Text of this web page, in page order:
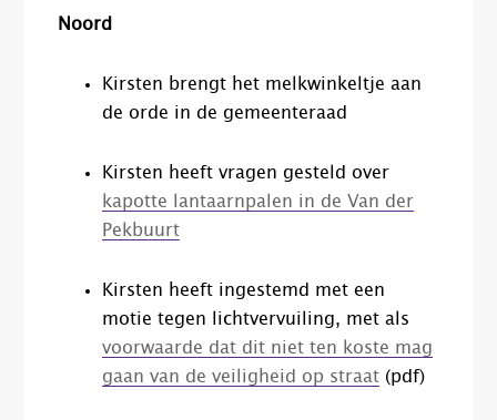
Noord
Kirsten brengt het melkwinkeltje aan
de orde in de gemeenteraad
Kirsten heeft vragen gesteld over
kapotte lantaarnpalen in deVan der
Pekbuurt
Kirsten heeft ingestemd met een
motie tegen lichtvervuiling, met als
voorwaarde dat dit niet ten koste mag
gaan van de veiligheid op straat (pdf)